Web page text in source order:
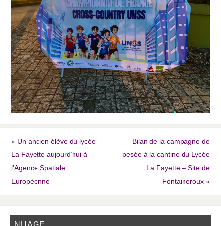
« Un ancien élève du lycée
La Fayette aujourd’hui à
l’Agence Spatiale
Européenne
Bilan de la campagne de
pesée à la cantine du Lycée
La Fayette – Site de
Fontaineroux»
NUAGE